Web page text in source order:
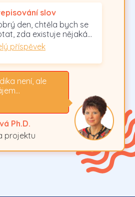
slov
den, chtěla bych se
zda existuje nějaká…
příspěvek
není, ale
Ph.D.
projektu